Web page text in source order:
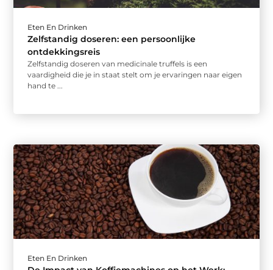
Eten En Drinken
Zelfstandig doseren: een persoonlijke
ontdekkingsreis
Zelfstandig doseren van medicinale truffels is een
vaardigheid die je in staat stelt om je ervaringen naar eigen
hand te ...
Eten En Drinken